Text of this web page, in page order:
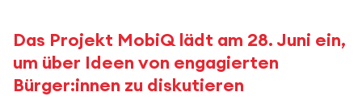
Das Projekt MobiQ lädt am 28. Juni ein,
um über Ideen von engagierten
Bürger:innen zu diskutieren